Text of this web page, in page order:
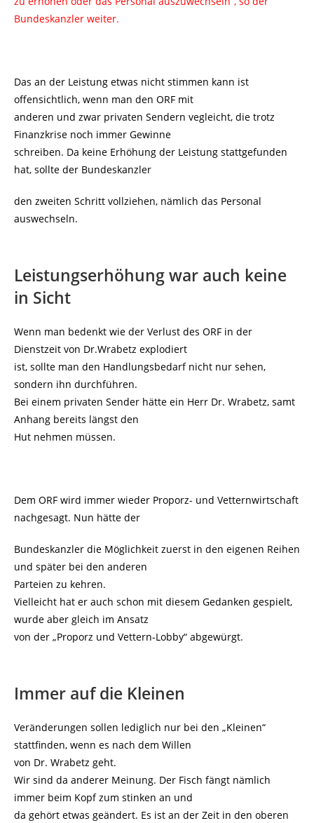
Bundeskanzler weiter.
Das an der Leistung etwas nicht stimmen kann ist
offensichtlich, wenn man den ORF mit
anderen und zwar privaten Sendern vegleicht, die trotz
Finanzkrise noch immer Gewinne
schreiben. Da keine Erhöhung der Leistung stattgefunden
hat, sollte der Bundeskanzler
den zweiten Schritt vollziehen, nämlich das Personal
auswechseln.
Leistungserhöhung war auch keine
in Sicht
Wenn man bedenkt wie der Verlust des ORF in der
Dienstzeit von Dr.Wrabetz explodiert
ist, sollte man den Handlungsbedarf nicht nur sehen,
sondern ihn durchführen.
Bei einem privaten Sender hätte ein Herr Dr. Wrabetz, samt
Anhang bereits längst den
Hut nehmen müssen.
Dem ORF wird immer wieder Proporz- und Vetternwirtschaft
nachgesagt. Nun hätte der
Bundeskanzler die Möglichkeit zuerst in den eigenen Reihen
und später bei den anderen
Parteien zu kehren.
Vielleicht hat er auch schon mit diesem Gedanken gespielt,
wurde aber gleich im Ansatz
von der „Proporz und Vettern-Lobby“ abgewürgt.
Immer auf die Kleinen
Veränderungen sollen lediglich nur bei den „Kleinen“
stattfinden, wenn es nach dem Willen
von Dr. Wrabetz geht.
Wir sind da anderer Meinung. Der Fisch fängt nämlich
immer beim Kopf zum stinken an und
da gehört etwas geändert. Es ist an der Zeit in den oberen